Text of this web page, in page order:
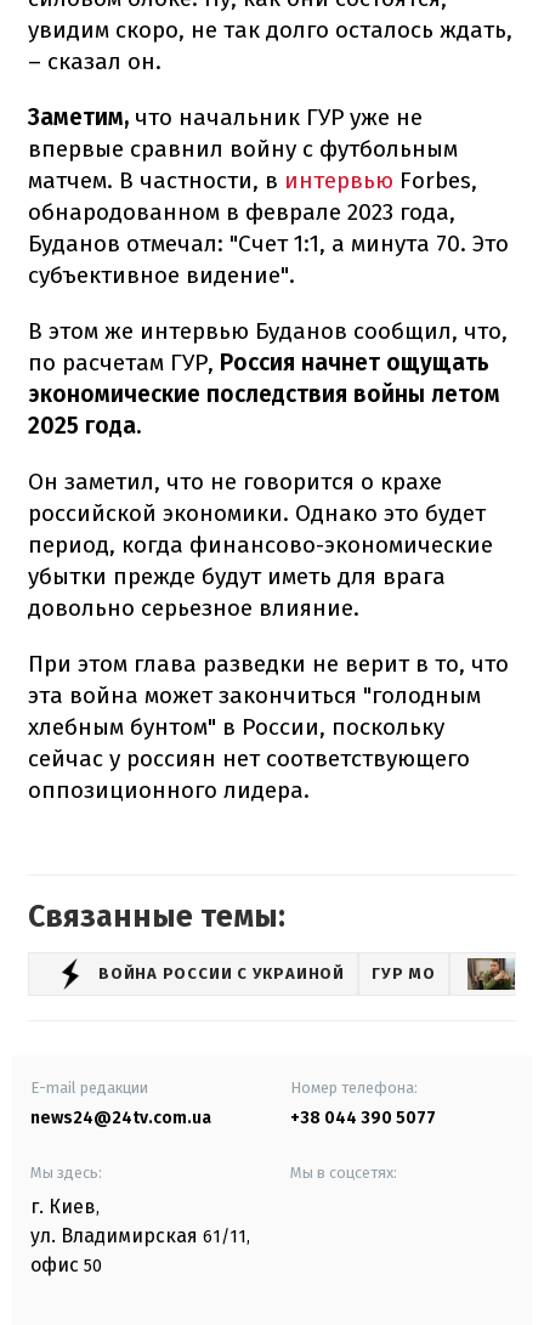
увидим скоро, не так долго осталось ждать,
– сказал он.
Заметим, что начальник ГУР уже не
впервые сравнил войну с футбольным
матчем. В частности, в интервью Forbes,
обнародованном в феврале 2023 года,
Буданов отмечал: "Счет 1:1, а минута 70. Это
субъективное видение".
В этом же интервью Буданов сообщил, что,
по расчетам ГУР, Россия начнет ощущать
экономические последствия войны летом
2025 года.
Он заметил, что не говорится о крахе
российской экономики. Однако это будет
период, когда финансово-экономические
убытки прежде будут иметь для врага
довольно серьезное влияние.
При этом глава разведки не верит в то, что
эта война может закончиться "голодным
хлебным бунтом" в России, поскольку
сейчас у россиян нет соответствующего
оппозиционного лидера.
Связанные темы:
ВОЙНА РОССИИ С УКРАИНОЙ ГУР МО
E-mail редакции
news24@24tv.com.ua
Номер телефона:
+38 044 390 5077
Мы здесь:
г. Киев,
ул. Владимирская 61/11,
офис 50
Мы в соцсетях: